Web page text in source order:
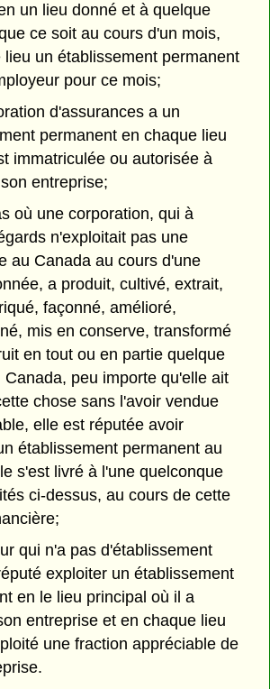
un lieu donné et à quelque
ce soit au cours d'un mois,
lieu un établissement permanent
pour ce mois;
d'assurances a un
permanent en chaque lieu
immatriculée ou autorisée à
entreprise;
où une corporation, qui à
n'exploitait pas une
au Canada au cours d'une
a produit, cultivé, extrait,
façonné, amélioré,
mis en conserve, transformé
en tout ou en partie quelque
Canada, peu importe qu'elle ait
chose sans l'avoir vendue
elle est réputée avoir
établissement permanent au
s'est livré à l'une quelconque
ci-dessus, au cours de cette
qui n'a pas d'établissement
exploiter un établissement
en le lieu principal où il a
entreprise et en chaque lieu
une fraction appréciable de